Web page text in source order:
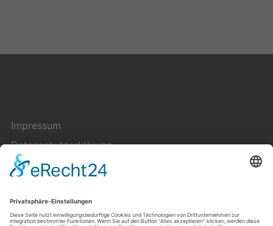
Impressum
Datenschutzerklärung
Cookie-Einstellungen
Über uns